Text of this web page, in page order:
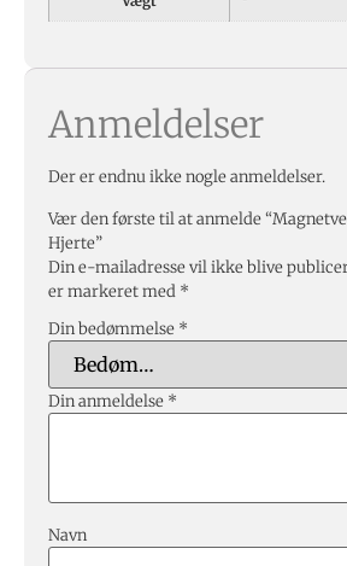
Anmeldelser
Der er endnu ikke nogle anmeldelser.
Vær den første til at anmelde
Hjerte”
Din e-mailadresse vil ikke blive
er markeret med *
Din bedømmelse *
Din anmeldelse *
Navn